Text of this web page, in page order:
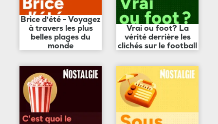
Brice d'été - Voyagez
à travers les plus
belles plages du
monde
Vrai ou foot? La
vérité derrière les
clichés sur le football